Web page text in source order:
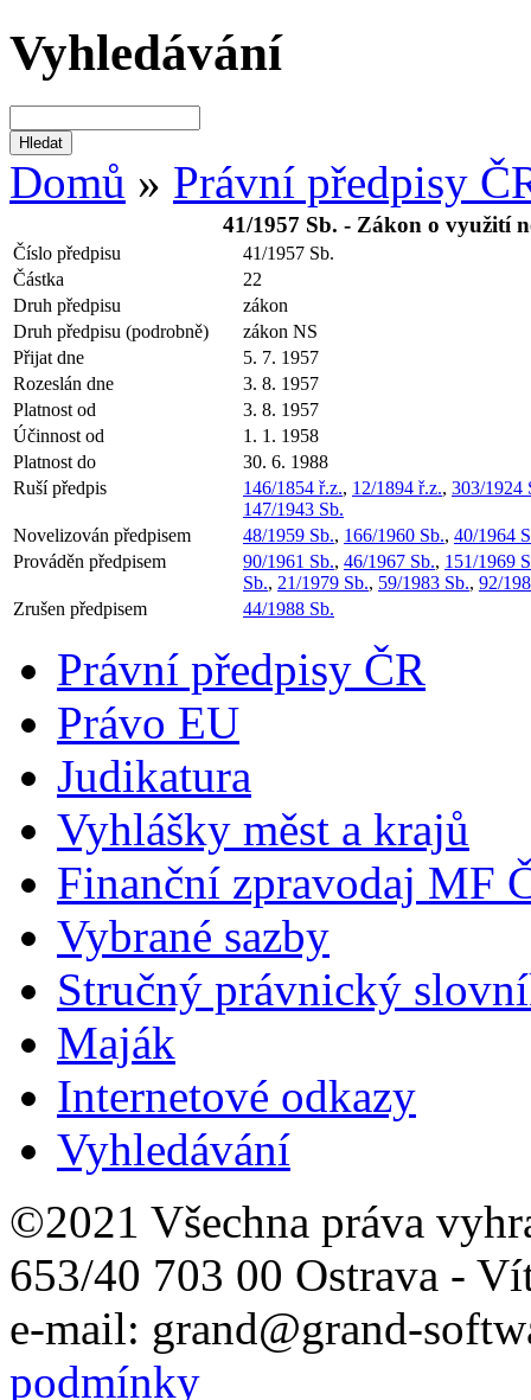
Vyhledávání
Domů » Právní předpisy
41/1957 Sb. - Zákon o využití
Číslo předpisu
41/1957 Sb.
Částka
22
Druh předpisu
zákon
Druh předpisu (podrobně)
zákon NS
Přijat dne
5. 7. 1957
Rozeslán dne
3. 8. 1957
Platnost od
3. 8. 1957
Účinnost od
1. 1. 1958
Platnost do
30. 6. 1988
Ruší předpis
146/1854 ř.z., 12/1894 ř.z., 303/1924
147/1943 Sb.
Novelizován předpisem
48/1959 Sb., 166/1960 Sb., 40/1964
Prováděn předpisem
90/1961 Sb., 46/1967 Sb., 151/1969
Sb., 21/1979 Sb., 59/1983 Sb., 92/
Zrušen předpisem
44/1988 Sb.
Právní předpisy ČR
Právo EU
Judikatura
Vyhlášky měst a krajů
Finanční zpravodaj MF
Vybrané sazby
Stručný právnický
Maják
Internetové odkazy
Vyhledávání
©2021 Všechna práva
653/40 703 00 Ostrava -
e-mail: grand@grand-
podmínky